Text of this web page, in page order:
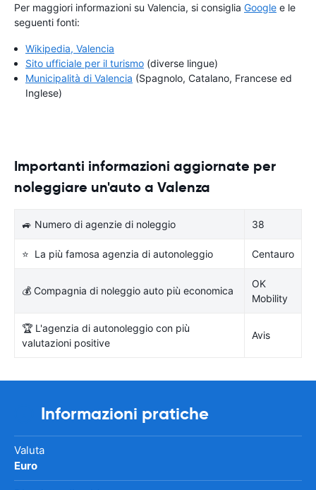
Per maggiori informazioni su Valencia, si consiglia Google e le
seguenti fonti:
Wikipedia, Valencia
Sito ufficiale per il turismo (diverse lingue)
Municipalità di Valencia (Spagnolo, Catalano, Francese ed
Inglese)
Importanti informazioni aggiornate per
noleggiare un'auto a Valenza
🚙 Numero di agenzie di noleggio 38
⭐ La più famosa agenzia di autonoleggio Centauro
💰 Compagnia di noleggio auto più economica
OK
Mobility
🏆 L'agenzia di autonoleggio con più
valutazioni positive
Avis
Informazioni pratiche
Valuta
Euro